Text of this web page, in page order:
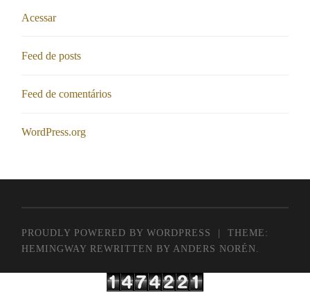
Acessar
Feed de posts
Feed de comentários
WordPress.org
PROUDLY POWERED BY WORDPRESS |
THEME:
HEMINGWAY REWRITTEN BY ANDERS NORÉN